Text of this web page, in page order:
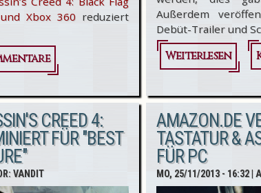
und Xbox 360 reduziert
Außerdem
Debüt-Trailer und
Weiterlesenüber
CREED 4:
FÜR "BEST
VANDIT
AMAZON.DE
TASTATUR &
FÜR PC
MO, 25/11/2013 - 16:32|